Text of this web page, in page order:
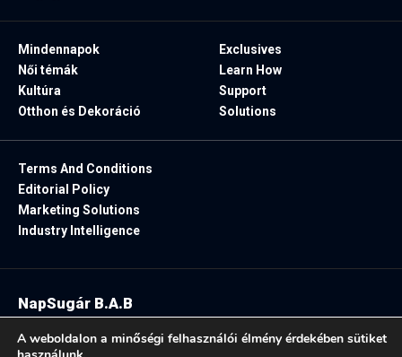
Mindennapok
Női témák
Kultúra
Otthon és Dekoráció
Exclusives
Learn How
Support
Solutions
Terms And Conditions
Editorial Policy
Marketing Solutions
Industry Intelligence
NapSugár B.A.B
A weboldalon a minőségi felhasználói élmény érdekében sütiket